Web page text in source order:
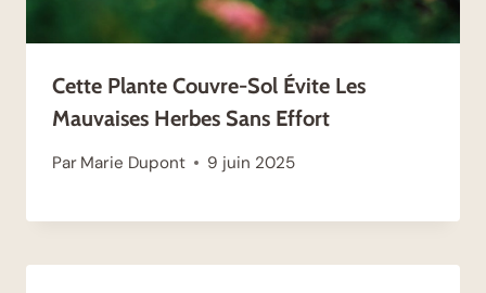
Cette Plante Couvre-Sol Évite Les
Mauvaises Herbes Sans Effort
Par Marie Dupont 9 juin 2025